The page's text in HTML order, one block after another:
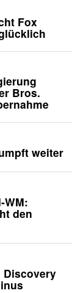
Fox
Bros.
weiter
WM:
den
Discovery